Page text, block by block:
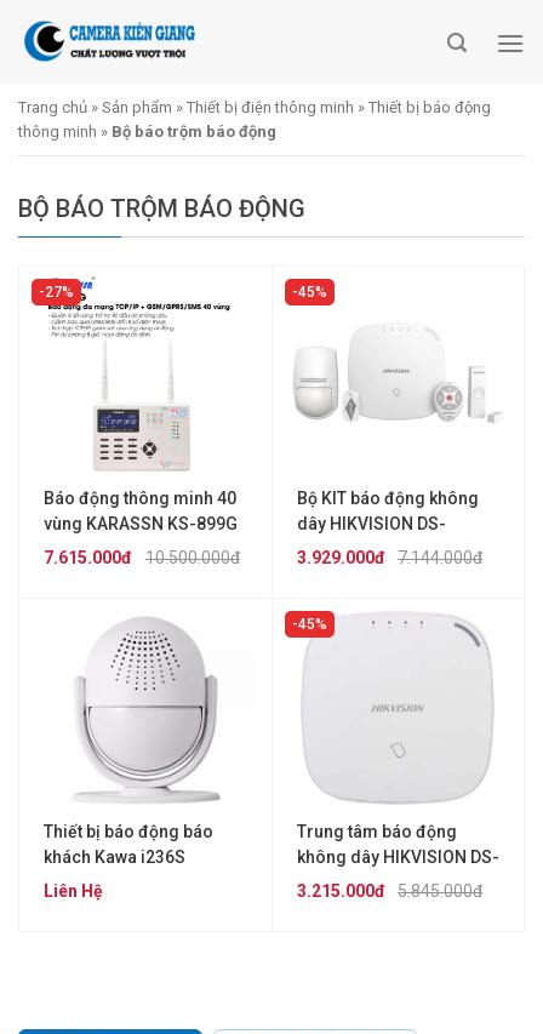
Trang chủ » Sản phẩm » Thiết bị điện thông minh » Thiết bị báo động
thông minh » Bộ báo trộm báo động
BỘ BÁO TRỘM BÁO ĐỘNG
27%
Báo động thông minh 40
vùng KARASSN KS-899G
10.500.000đ
7.615.000đ
45%
Bộ KIT báo động không
dây HIKVISION DS-
PWA32-KS
7.144.000đ
3.929.000đ
Thiết bị báo động báo
khách Kawa i236S
Liên Hệ
45%
Trung tâm báo động
không dây HIKVISION DS-
PWA32-HS
5.845.000đ
3.215.000đ